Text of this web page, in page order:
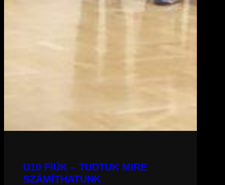
U10 FIÚK – TUDTUK MIRE
SZÁMÍTHATUNK